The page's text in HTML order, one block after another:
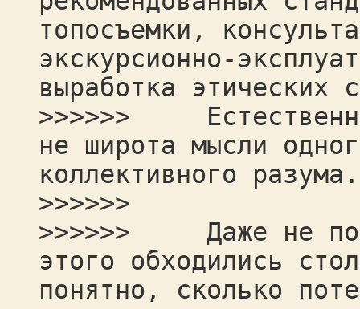
топосъемки,
экскурсионно-
выработка
>>>>>>
не широта мысли
коллективного разума.
>>>>>>
>>>>>> Даже не
этого обходились
понятно, сколько